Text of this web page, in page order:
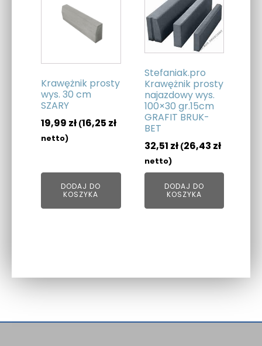
Krawężnik prosty
wys. 30 cm
SZARY
19,99 zł (16,25 zł
netto)
DODAJ DO
KOSZYKA
Stefaniak.pro
Krawężnik prosty
najazdowy wys.
100×30 gr.15cm
GRAFIT BRUK-
BET
32,51 zł (26,43 zł
netto)
DODAJ DO
KOSZYKA